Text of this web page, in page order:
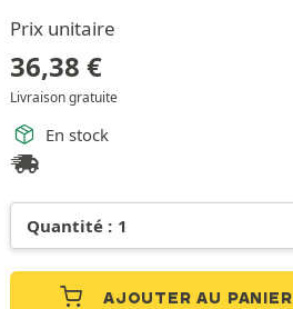
Prix unitaire
36,38 €
Livraison gratuite
En stock
AJOUTER AU PANIER